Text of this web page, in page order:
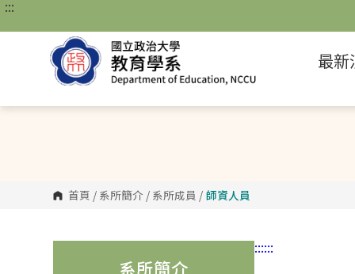
跳
主
:::
最新
首頁 / 系所簡介 / 系所成員 / 師資人員
:::
系所簡介
:::